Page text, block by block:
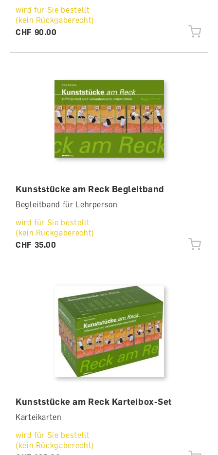
wird für Sie bestellt
(kein Rückgaberecht)
CHF 90.00
Kunststücke am Reck Begleitband
Begleitband für Lehrperson
wird für Sie bestellt
(kein Rückgaberecht)
CHF 35.00
Kunststücke am Reck Karteibox-Set
Karteikarten
wird für Sie bestellt
(kein Rückgaberecht)